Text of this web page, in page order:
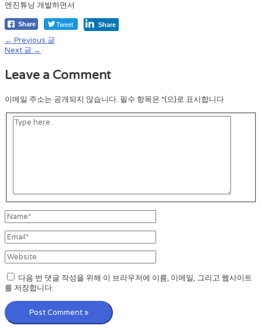
엔진튜닝 개발하면서
Share Tweet Share
글
비
게
이
← Previous 글
Next 글 →
Leave a Comment
이메일 주소는 공개되지 않습니다. 필수 항목은 *(으)로 표시합니다
Type
here..
Name*
Email*
Website
다음 번 댓글 작성을 위해 이 브라우저에 이름, 이메일, 그리고 웹사이트
를 저장합니다.